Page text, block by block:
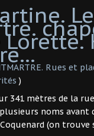
Rues et
)
341 mètres de la
noms avant
(on